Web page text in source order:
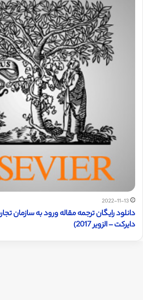
2022-11-13
دانلود رایگان ترجمه مقاله ورود به سازمان
دایرکت – الزویر 2017)